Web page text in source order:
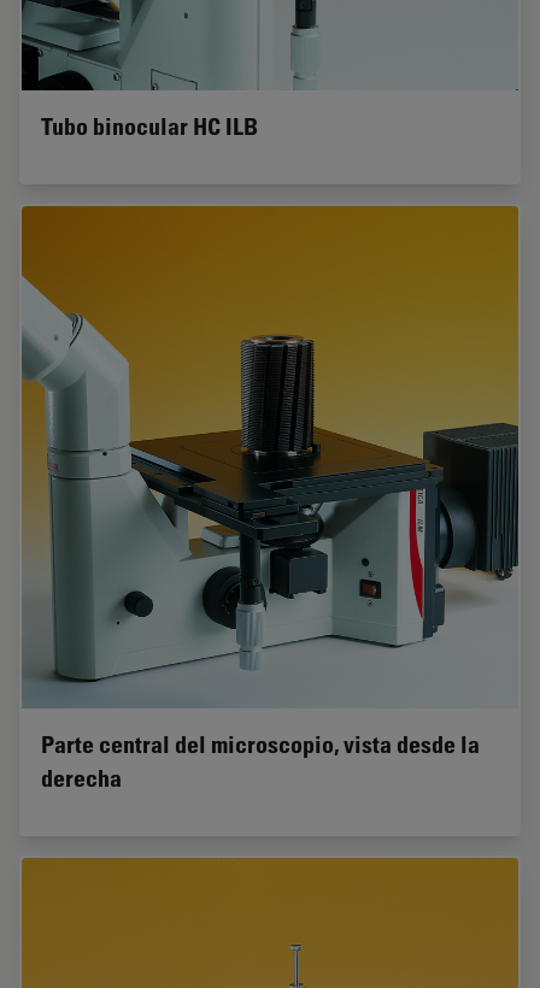
Tubo binocular HC ILB
Parte central del microscopio, vista desde la
derecha